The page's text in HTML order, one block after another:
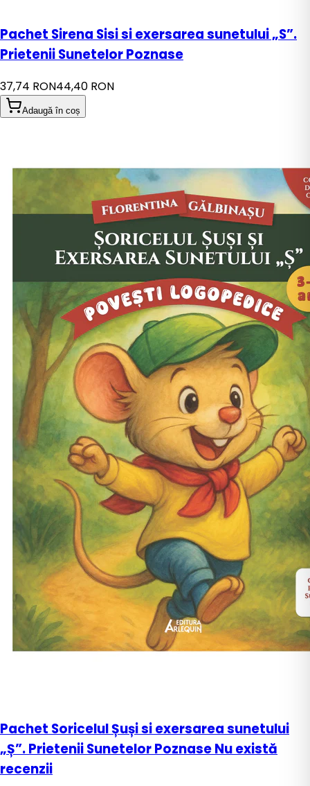
Pachet Sirena Sisi si exersarea sunetului „S”.
Prietenii Sunetelor Poznase
37,74 RON44,40 RON
Adaugă în coș
Pachet Soricelul Șuși si exersarea sunetului
„Ș”. Prietenii Sunetelor Poznase Nu există
recenzii